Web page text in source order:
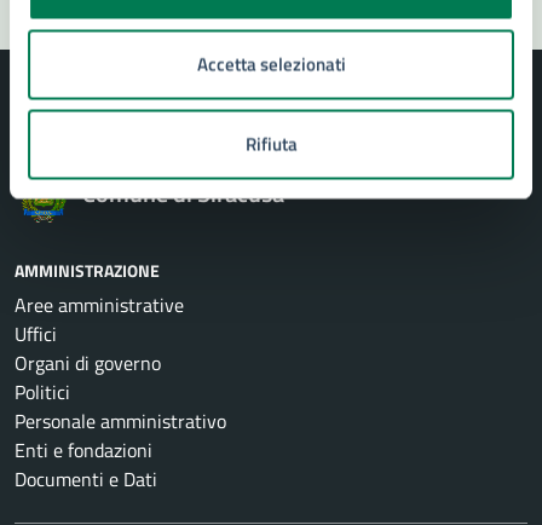
Accetta selezionati
Rifiuta
Comune di Siracusa
AMMINISTRAZIONE
Aree amministrative
Uffici
Organi di governo
Politici
Personale amministrativo
Enti e fondazioni
Documenti e Dati